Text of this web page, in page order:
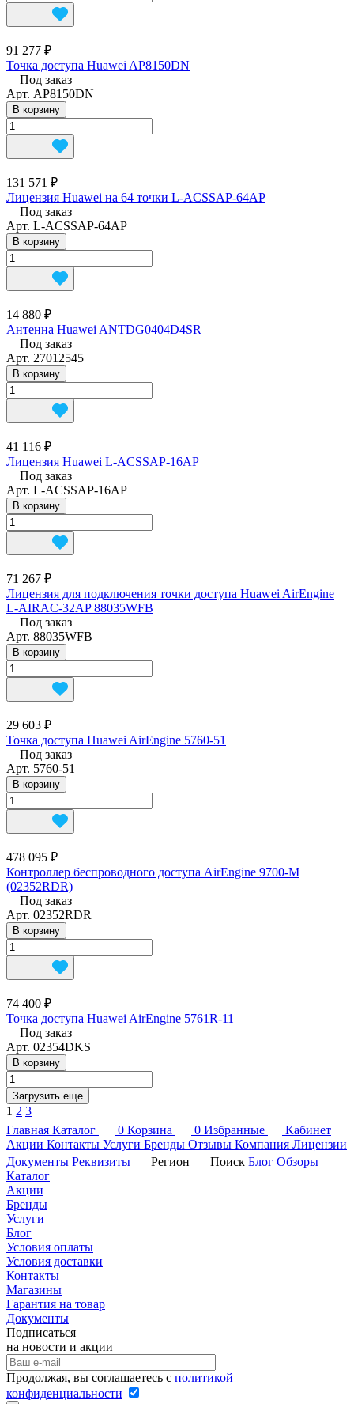
91 277 ₽
Точка доступа Huawei AP8150DN
Под заказ
Арт. AP8150DN
В корзину
131 571 ₽
Лицензия Huawei на 64 точки L-ACSSAP-64AP
Под заказ
Арт. L-ACSSAP-64AP
В корзину
14 880 ₽
Антенна Huawei ANTDG0404D4SR
Под заказ
Арт. 27012545
В корзину
41 116 ₽
Лицензия Huawei L-ACSSAP-16AP
Под заказ
Арт. L-ACSSAP-16AP
В корзину
71 267 ₽
Лицензия для подключения точки доступа Huawei AirEngine
L-AIRAC-32AP 88035WFB
Под заказ
Арт. 88035WFB
В корзину
29 603 ₽
Точка доступа Huawei AirEngine 5760-51
Под заказ
Арт. 5760-51
В корзину
478 095 ₽
Контроллер беспроводного доступа AirEngine 9700-M
(02352RDR)
Под заказ
Арт. 02352RDR
В корзину
74 400 ₽
Точка доступа Huawei AirEngine 5761R-11
Под заказ
Арт. 02354DKS
В корзину
Загрузить еще
1 2 3
Главная Каталог 0 Корзина 0 Избранные
Кабинет
Акции Контакты Услуги Бренды Отзывы Компания Лицензии
Документы Реквизиты Регион Поиск Блог Обзоры
Каталог
Акции
Бренды
Услуги
Блог
Условия оплаты
Условия доставки
Контакты
Магазины
Гарантия на товар
Документы
Подписаться
на новости и акции
Продолжая, вы соглашаетесь с политикой
конфиденциальности